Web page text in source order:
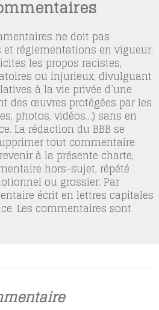
ne doit pas
réglementations en vigueur.
les propos racistes,
ou injurieux, divulguant
à la vie privée d’une
des œuvres protégées par les
photos, vidéos…) sans en
La rédaction du BBB se
tout commentaire
à la présente charte,
hors-sujet, répété
ou grossier. Par
écrit en lettres capitales
Les commentaires sont